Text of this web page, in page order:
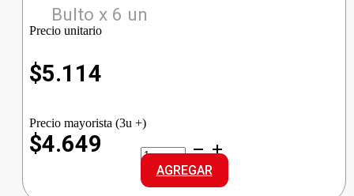
Bulto x 6 un
Precio unitario
$5.114
Precio mayorista (3u +)
$4.649
F.ALVEAR
CHAMP.
E/BRUT.
cantidad
AGREGAR